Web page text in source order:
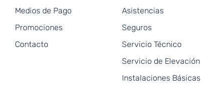
Medios de Pago
Promociones
Contacto
Asistencias
Seguros
Servicio Técnico
Servicio de Elevación
Instalaciones Básicas